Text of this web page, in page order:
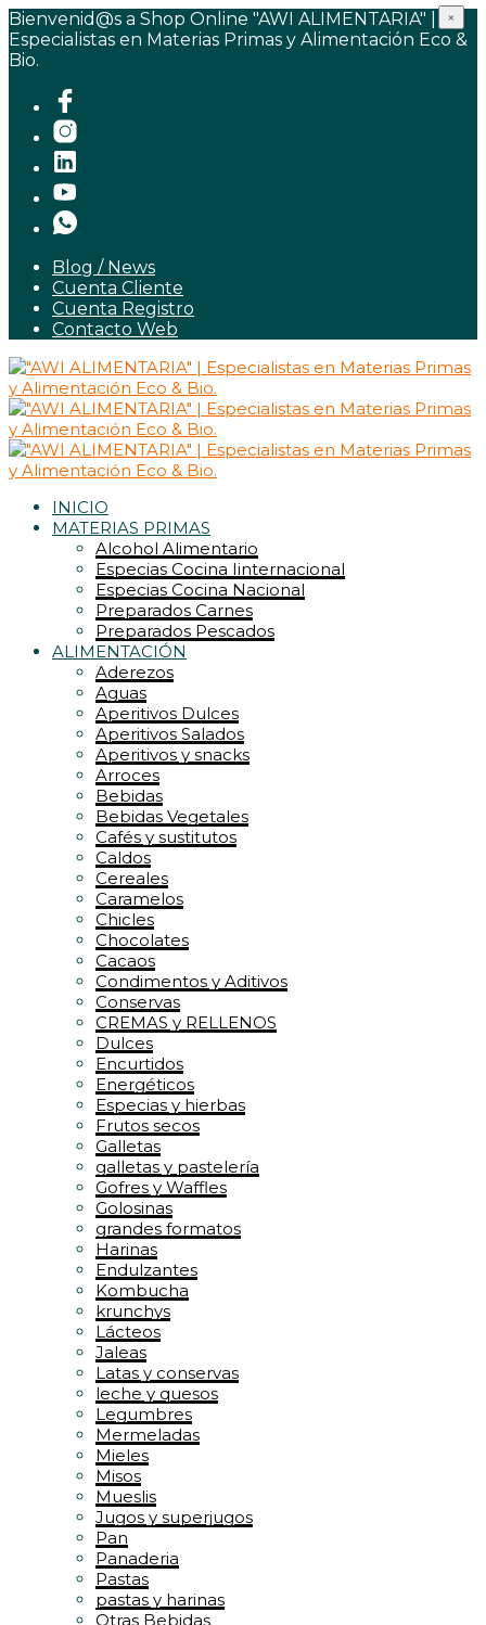
Bienvenid@s a Shop Online "AWI ALIMENTARIA" |
Especialistas en Materias Primas y Alimentación Eco &
Bio.
Blog / News
Cuenta Cliente
Cuenta Registro
Contacto Web
INICIO
MATERIAS PRIMAS
Alcohol Alimentario
Especias Cocina Iinternacional
Especias Cocina Nacional
Preparados Carnes
Preparados Pescados
ALIMENTACIÓN
Aderezos
Aguas
Aperitivos Dulces
Aperitivos Salados
Aperitivos y snacks
Arroces
Bebidas
Bebidas Vegetales
Cafés y sustitutos
Caldos
Cereales
Caramelos
Chicles
Chocolates
Cacaos
Condimentos y Aditivos
Conservas
CREMAS y RELLENOS
Dulces
Encurtidos
Energéticos
Especias y hierbas
Frutos secos
Galletas
galletas y pastelería
Gofres y Waffles
Golosinas
grandes formatos
Harinas
Endulzantes
Kombucha
krunchys
Lácteos
Jaleas
Latas y conservas
leche y quesos
Legumbres
Mermeladas
Mieles
Misos
Mueslis
Jugos y superjugos
Pan
Panaderia
Pastas
pastas y harinas
Otras Bebidas
×